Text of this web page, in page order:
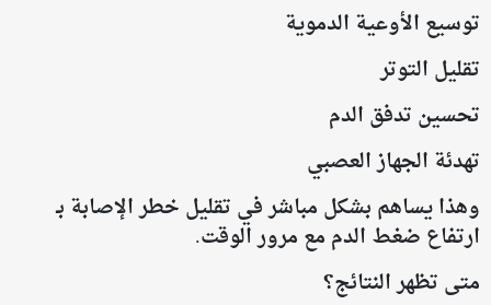
توسيع الأوعية الدموية
تقليل التوتر
تحسين تدفق الدم
تهدئة الجهاز العصبي
وهذا يساهم بشكل مباشر في تقليل خطر الإصابة بـ
ارتفاع ضغط الدم مع مرور الوقت.
متى تظهر النتائج؟